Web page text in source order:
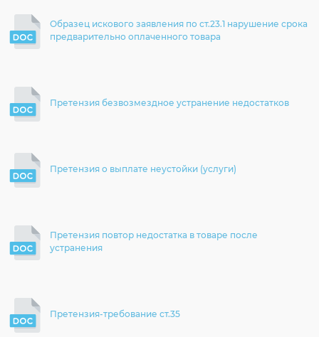
Образец искового заявления по ст.23.1 нарушение срока
предварительно оплаченного товара
Претензия безвозмездное устранение недостатков
Претензия о выплате неустойки (услуги)
Претензия повтор недостатка в товаре после
устранения
Претензия-требование ст.35